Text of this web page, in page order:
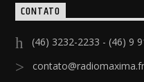
CONTATO
(46) 3232-2233 - (46) 9